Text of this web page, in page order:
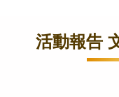
活動報告